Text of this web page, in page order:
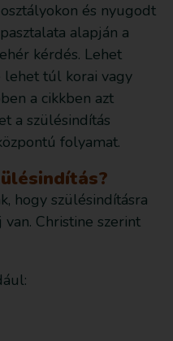
és nyugodt
alapján a
kérdés. Lehet
lehet túl korai vagy
a cikkben azt
a szülésindítás
folyamat.
hogy szülésindításra
Christine szerint